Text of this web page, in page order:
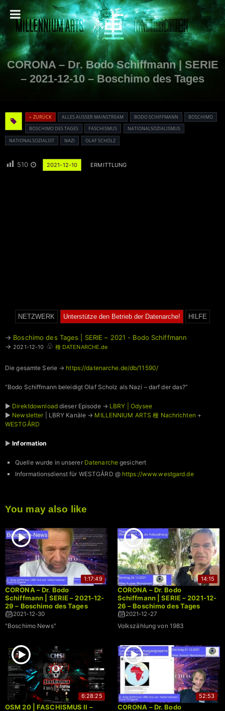
CORONA – Dr. Bodo Schiffmann | SERIE
– 2021-12-10 – Boschimo des Tages
« ZURÜCK ALLES AUSSER MAINSTREAM BODO SCHIFFMANN
BOSCHIMO
BOSCHIMO DES TAGES
FASCHISMUS
NATIONALSOZIALISMUS
NATIONALSOZIALIST
NAZI OLAF SCHOLZ
510 2021-12-10 ERMITTLUNG
NETZWERK Unterstütze den Betrieb der Datenarche! HILFE
→ Boschimo des Tages | SERIE – 2021 - Bodo Schiffmann
→ 2021-12-10 ♧ 種 DATENARCHE.de
Die gesamte Serie → https://datenarche.de/db/11590/
“Bodo Schiffmann beleidigt Olaf Scholz als Nazi – darf der das?”
► Direktdownloaddieser Episode → LBRY | Odysee
► Newsletter | LBRY Kanäle → MILLENNIUM ARTS 種 Nachrichten +
WESTGÅRD
►Information
Quelle wurde in unserer Datenarchegesichert
Informationsdienst für WESTGÅRD @ https://www.westgard.de
You may also like
1:17:49
CORONA – Dr. Bodo
Schiffmann | SERIE – 2021-12-
29 – Boschimo des Tages
2021-12-30
"Boschimo News"
14:15
CORONA – Dr. Bodo
Schiffmann | SERIE – 2021-12-
26 – Boschimo des Tages
2021-12-27
Volkszählung von 1983
6:28:25
OSM 20 | FASCHISMUS II –
52:53
CORONA – Dr. Bodo